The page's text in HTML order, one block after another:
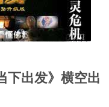
下出发》横空出